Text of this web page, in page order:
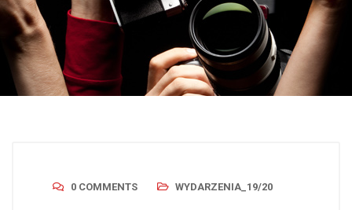
0 COMMENTS WYDARZENIA_19/20